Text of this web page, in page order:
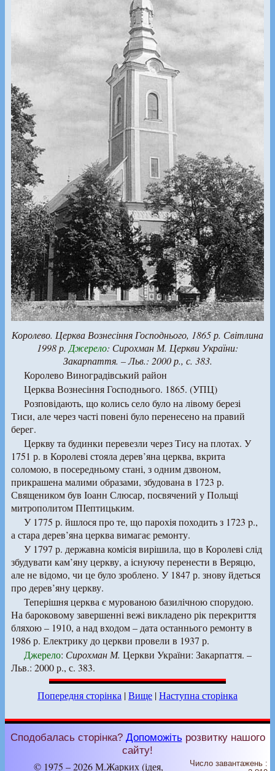
Королево. Церква Вознесіння Господнього, 1865 р. Світлина
1998 р.Джерело: Сирохман М. Церкви України:
Закарпаття. – Льв.: 2000 р., с. 383.
Королево Виноградівський район
Церква Вознесіння Господнього. 1865. (УПЦ)
Розповідають, що колись село було на лівому березі
Тиси, але через часті повені було перенесено на правий
берег.
Церкву та будинки перевезли через Тису на плотах. У
1751 р. в Королеві стояла дерев’яна церква, вкрита
соломою, в посередньому стані, з одним дзвоном,
прикрашена малими образами, збудована в 1723 р.
Священиком був Іоанн Слюсар, посвячений у Польщі
митрополитом ПІептицьким.
У 1775 р. йшлося про те, що парохія походить з 1723 p.,
а стара дерев’яна церква вимагає ремонту.
У 1797 р. державна комісія вирішила, що в Королеві слід
збудувати кам’яну церкву, а існуючу перенести в Веряцю,
але не відомо, чи це було зроблено. У 1847 р. знову йдеться
про дерев’яну церкву.
Теперішня церква є мурованою базилічною спорудою.
На бароковому завершенні вежі викладено рік перекриття
бляхою – 1910, а над входом – дата останнього ремонту в
1986 р. Електрику до церкви провели в 1937 р.
Джерело: Сирохман М. Церкви України: Закарпаття. –
Льв.: 2000 р., с. 383.
Попередня сторінка |Вище |Наступна сторінка
Сподобалась сторінка? Допоможітьрозвитку нашого
сайту!
© 1975 – 2026 М.Жарких (ідея,
Число завантажень :